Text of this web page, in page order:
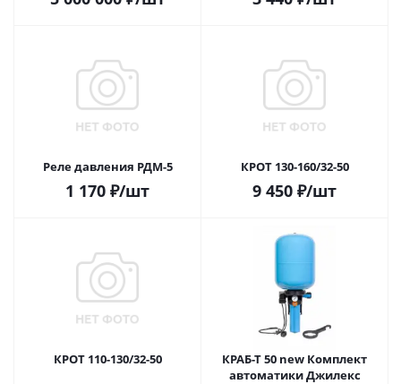
Реле давления РДМ-5
1 170 ₽/шт
КРОТ 130-160/32-50
9 450 ₽/шт
КРОТ 110-130/32-50
КРАБ-Т 50 new Комплект
автоматики Джилекс